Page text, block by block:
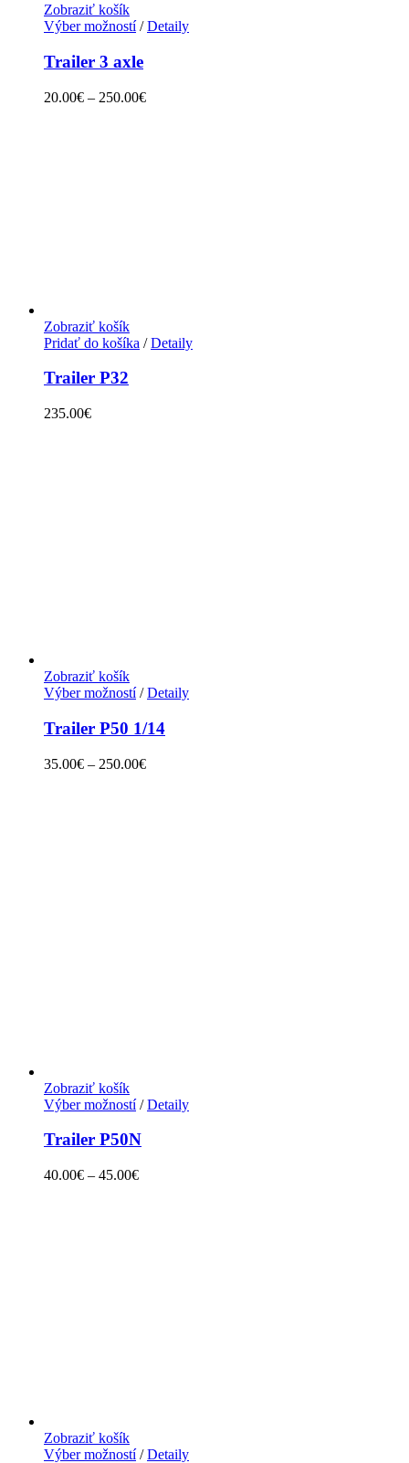
Zobraziť košík
Výber možností/ Detaily
Trailer 3 axle
20.00€ – 250.00€
Zobraziť košík
Pridať do košíka / Detaily
Trailer P32
235.00€
Zobraziť košík
Výber možností/ Detaily
Trailer P50 1/14
35.00€ – 250.00€
Zobraziť košík
Výber možností/ Detaily
Trailer P50N
40.00€ – 45.00€
Zobraziť košík
Výber možností/ Detaily